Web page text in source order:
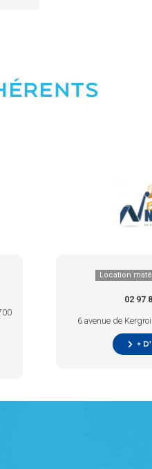
Location
02 97
6 avenue de
+